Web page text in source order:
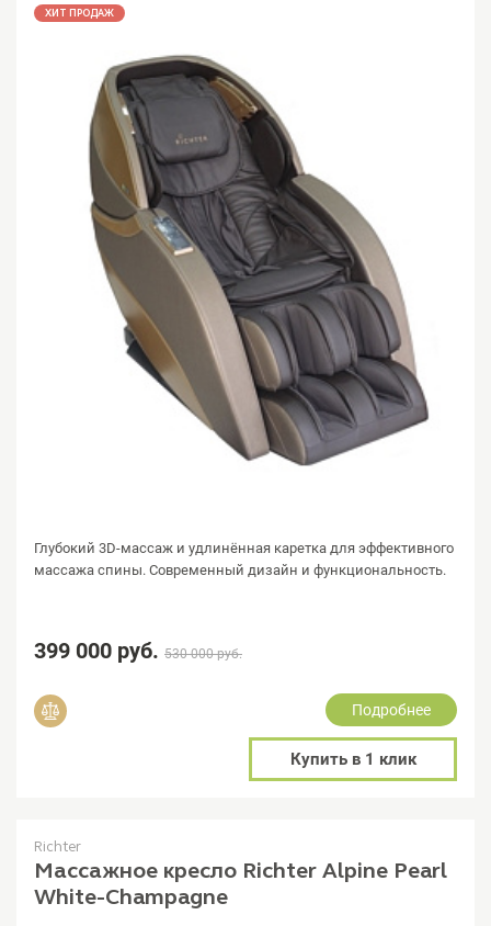
ХИТ ПРОДАЖ
Глубокий 3D-массаж и удлинённая каретка для эффективного
массажа спины. Современный дизайн и функциональность.
399 000 руб. 530 000 руб.
Подробнее
Купить в 1 клик
Richter
Массажное кресло Richter Alpine Pearl
White-Champagne